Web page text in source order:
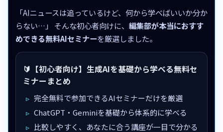
「AIニュースは追っているけど、何から学べばいいか分か
らない…」 そんな初心者向けに、 編集部が本当におすす
めできる無料AIセミナーを厳選しました。
🔰【初心者向け】生成AIを基礎から学べる無料セ
ミナーまとめ
完全無料で参加できるAIセミナーだけを厳選
ChatGPT・Geminiを基礎から体系的に学べる
比較しやすく、あなたに合う講座が一目で分かる